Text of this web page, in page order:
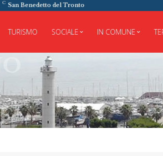
C San Benedetto del Tronto
TURISMO SOCIALE IN COMUNE